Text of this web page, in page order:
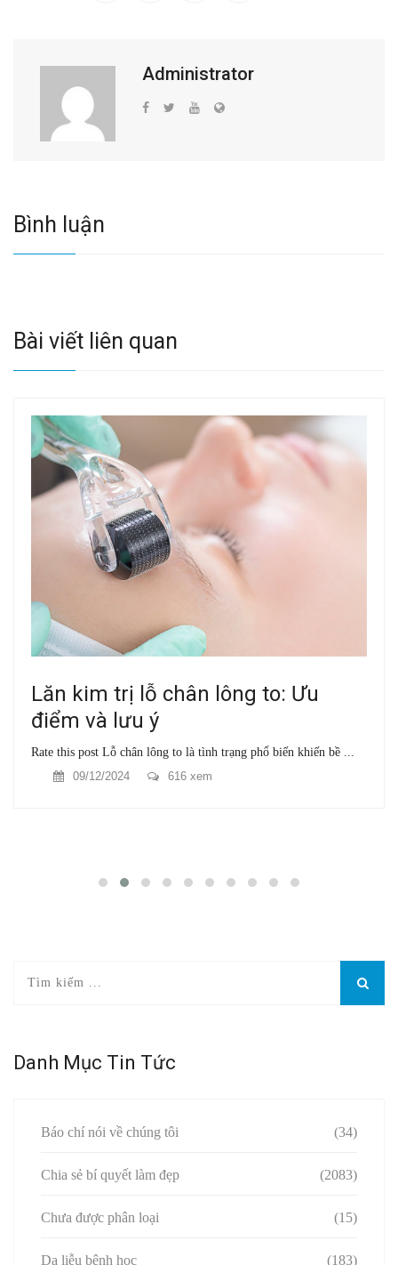
Administrator
Bình luận
Bài viết liên quan
Lăn kim trị lỗ chân lông to: Ưu
điểm và lưu ý
Rate this post Lỗ chân lông to là tình trạng phổ biến khiến bề ...
09/12/2024
616 xem
Danh Mục Tin Tức
Báo chí nói về chúng tôi (34)
Chia sẻ bí quyết làm đẹp (2083)
Chưa được phân loại (15)
Da liễu bệnh học (183)